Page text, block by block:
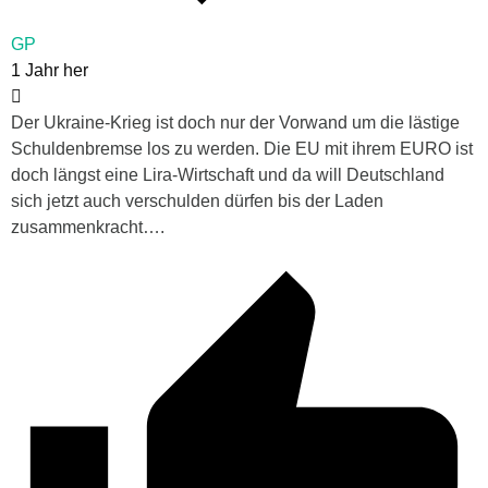
GP
1 Jahr her
Der Ukraine-Krieg ist doch nur der Vorwand um die lästige
Schuldenbremse los zu werden. Die EU mit ihrem EURO ist
doch längst eine Lira-Wirtschaft und da will Deutschland
sich jetzt auch verschulden dürfen bis der Laden
zusammenkracht….